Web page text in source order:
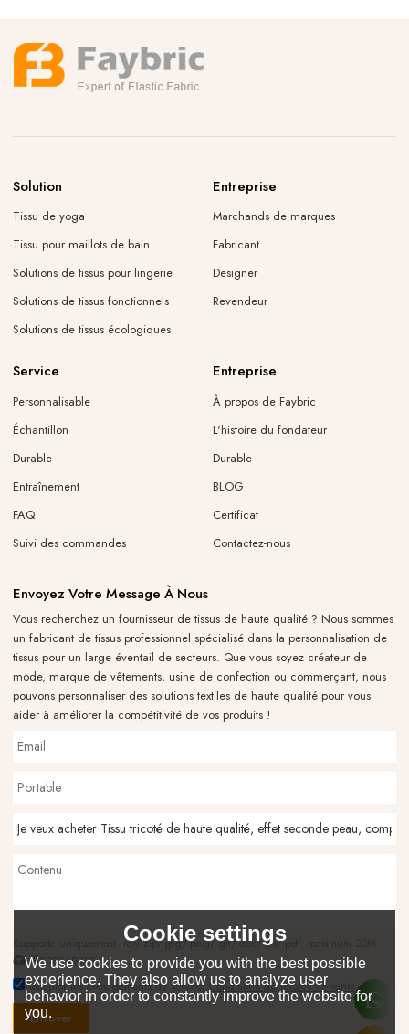
Solution
Tissu de yoga
Tissu pour maillots de bain
Solutions de tissus pour lingerie
Solutions de tissus fonctionnels
Solutions de tissus écologiques
Entreprise
Marchands de marques
Fabricant
Designer
Revendeur
Service
Personnalisable
Échantillon
Durable
Entraînement
FAQ
Suivi des commandes
Entreprise
À propos de Faybric
L'histoire du fondateur
Durable
BLOG
Certificat
Contactez-nous
Envoyez Votre Message À Nous
Vous recherchez un fournisseur de tissus de haute qualité ? Nous sommes
un fabricant de tissus professionnel spécialisé dans la personnalisation de
tissus pour un large éventail de secteurs. Que vous soyez créateur de
mode, marque de vêtements, usine de confection ou commerçant, nous
pouvons personnaliser des solutions textiles de haute qualité pour vous
aider à améliorer la compétitivité de vos produits !
Supporte uniquement .rar/.zip/.jpg/.png/.gif/.doc/.xls/.pdf, maximum 20M
Accessoires
Accepter les engagements de service.,Conditions générales de vente
Envoyer
Cookie settings
We use cookies to provide you with the best possible
experience. They also allow us to analyze user
behavior in order to constantly improve the website for
you.